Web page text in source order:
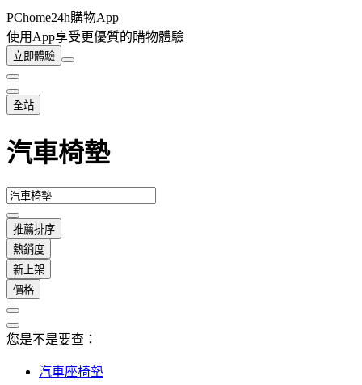
PChome24h購物App
使用App享受更優質的購物體驗
立即體驗
全站
汽車椅墊
推薦排序
熱銷度
新上架
價格
您是不是要查：
汽車座椅墊